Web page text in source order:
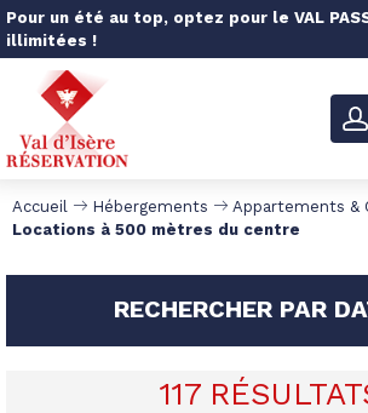
Pour un été au top, optez pour le VAL
illimitées !
Accueil Hébergements
Appartements &
Locations à 500 mètres du centre
RECHERCHER PAR
117